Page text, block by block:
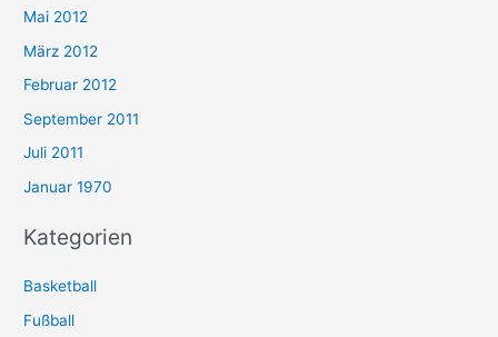
Mai 2012
März 2012
Februar 2012
September 2011
Juli 2011
Januar 1970
Kategorien
Basketball
Fußball